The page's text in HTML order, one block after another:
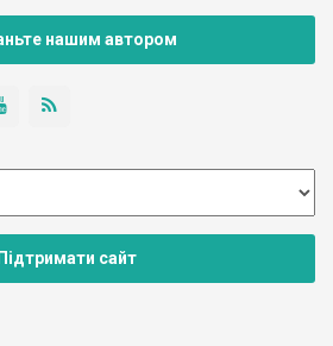
нашим автором
Підтримати сайт